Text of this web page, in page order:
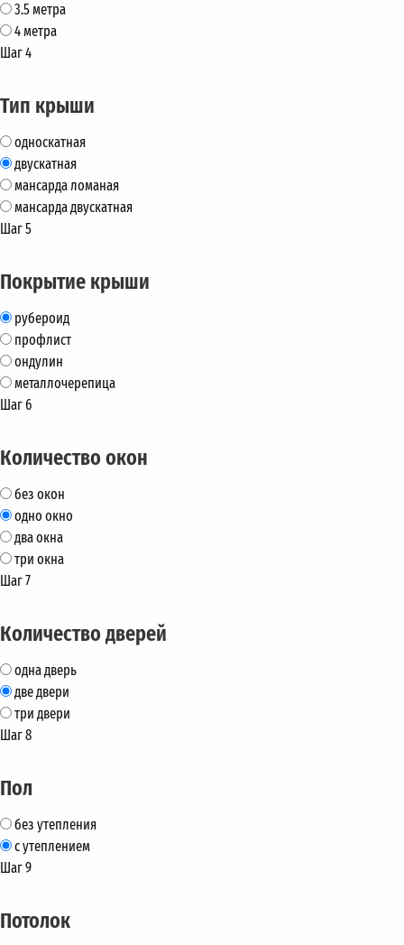
3.5 метра
4 метра
Шаг 4
Тип крыши
односкатная
двускатная
мансарда ломаная
мансарда двускатная
Шаг 5
Покрытие крыши
рубероид
профлист
ондулин
металлочерепица
Шаг 6
Количество окон
без окон
одно окно
два окна
три окна
Шаг 7
Количество дверей
одна дверь
две двери
три двери
Шаг 8
Пол
без утепления
с утеплением
Шаг 9
Потолок